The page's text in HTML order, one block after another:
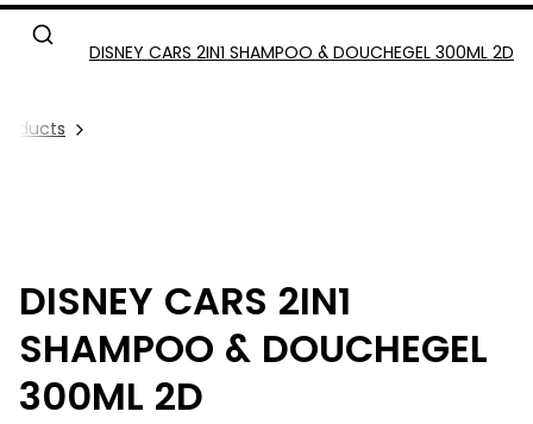
DISNEY CARS 2IN1 SHAMPOO & DOUCHEGEL 300ML 2D
DISNEY CARS 2IN1
SHAMPOO & DOUCHEGEL
300ML 2D